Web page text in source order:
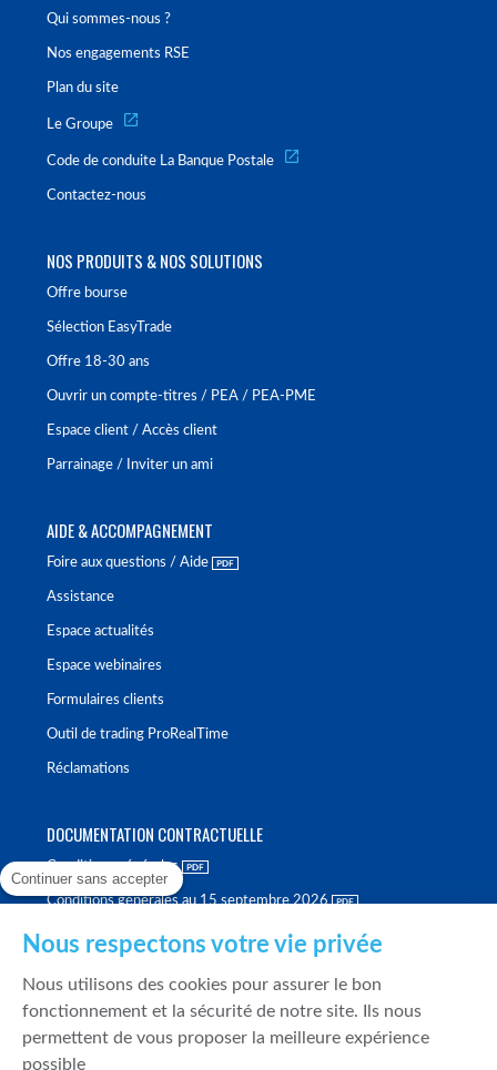
Qui sommes-nous ?
Nos engagements RSE
Plan du site
Le Groupe
Code de conduite La Banque Postale
Contactez-nous
NOS PRODUITS & NOS SOLUTIONS
Offre bourse
Sélection EasyTrade
Offre 18-30 ans
Ouvrir un compte-titres / PEA / PEA-PME
Espace client / Accès client
Parrainage / Inviter un ami
AIDE & ACCOMPAGNEMENT
Foire aux questions / Aide
Assistance
Espace actualités
Espace webinaires
Formulaires clients
Outil de trading ProRealTime
Réclamations
DOCUMENTATION CONTRACTUELLE
Conditions générales
Conditions générales au 15 septembre 2026
Politique de meilleure sélection
Politique de durabilité
Continuer sans accepter
Nous respectons votre vie privée
Nous utilisons des cookies pour assurer le bon
fonctionnement et la sécurité de notre site. Ils nous
permettent de vous proposer la meilleure expérience
possible